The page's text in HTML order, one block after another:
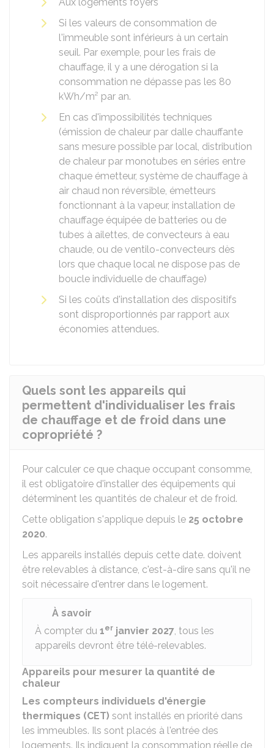
Si les valeurs de consommation de
l'immeuble sont inférieurs à un certain
seuil. Par exemple, pour les frais de
chauffage, il y a une dérogation si la
consommation ne dépasse pas les 80
kWh/m² par an.
En cas d'impossibilités techniques
(émission de chaleur par dalle chauffante
sans mesure possible par local, distribution
de chaleur par monotubes en séries entre
chaque émetteur, système de chauffage à
air chaud non réversible, émetteurs
fonctionnant à la vapeur, installation de
chauffage équipée de batteries ou de
tubes à ailettes, de convecteurs à eau
chaude, ou de ventilo-convecteurs dès
lors que chaque local ne dispose pas de
boucle individuelle de chauffage)
Si les coûts d'installation des dispositifs
sont disproportionnés par rapport aux
économies attendues.
Quels sont les appareils qui
permettent d'individualiser les frais
de chauffage et de froid dans une
copropriété ?
Pour calculer ce que chaque occupant consomme,
il est obligatoire d'installer des équipements qui
déterminent les quantités de chaleur et de froid.
Cette obligation s'applique depuis le 25 octobre
2020.
Les appareils installés depuis cette date. doivent
être relevables à distance, c'est-à-dire sans qu'il ne
soit nécessaire d'entrer dans le logement.
À savoir
À compter du 1er janvier 2027, tous les
appareils devront être télé-relevables.
Appareils pour mesurer la quantité de
chaleur
Les compteurs individuels d'énergie
thermiques (CET) sont installés en priorité dans
les immeubles. Ils sont placés à l'entrée des
logements. Ils indiquent la consommation réelle de